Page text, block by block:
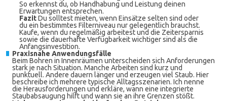
So erkennst du, ob Handhabung und Leistung deinen
Erwartungen entsprechen.
FazitDu solltest mieten, wenn Einsätze selten sind oder
du ein bestimmtes Filterniveau nur gelegentlich brauchst.
Kaufe, wenn du regelmäßig arbeitest und die Zeitersparnis
sowie die dauerhafte Verfügbarkeit wichtiger sind als die
Anfangsinvestition.
Praxisnahe Anwendungsfälle
Beim Bohren in Innenräumen unterscheiden sich Anforderungen
stark je nach Situation. Manche Arbeiten sind kurz und
punktuell. Andere dauern länger und erzeugen viel Staub. Hier
beschreibe ich mehrere typische Alltagsszenarien. Ich nenne
die Herausforderungen und erkläre, wann eine integrierte
Staubabsaugung hilft und wann sie an ihre Grenzen stößt.